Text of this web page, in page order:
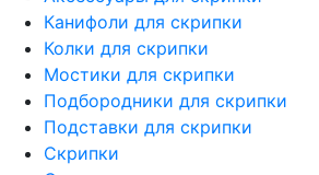
Канифоли для скрипки
Колки для скрипки
Мостики для скрипки
Подбородники для скрипки
Подставки для скрипки
Скрипки